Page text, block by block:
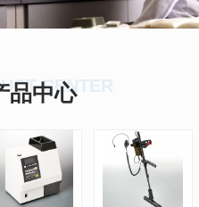
CENTER
品中心